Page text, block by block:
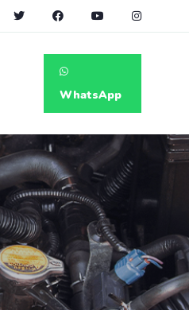
WhatsApp